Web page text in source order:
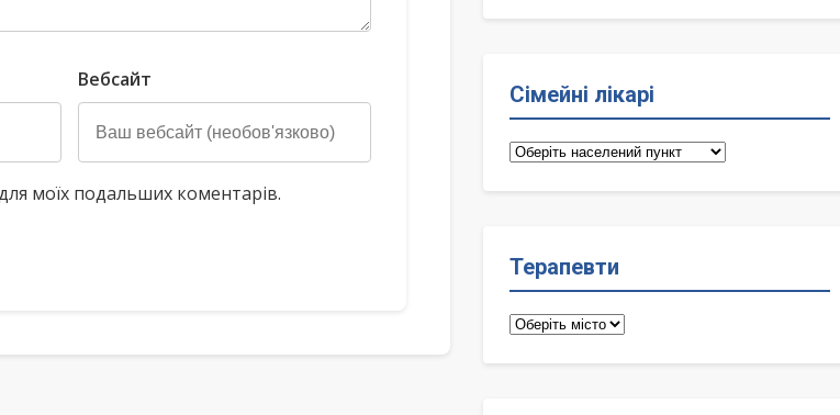
Вебсайт
моїх подальших коментарів.
Сімейні лікарі
Сімейні
Терапевти
Терапевти